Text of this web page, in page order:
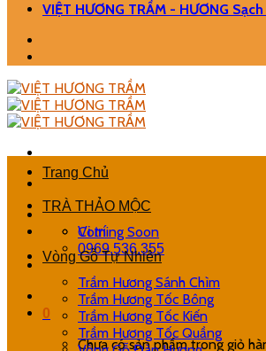
VIỆT HƯƠNG TRẦM - HƯƠNG
Vị trí
0969.536.355
0
Chưa có sản phẩm trong giỏ
Trang Chủ
TRÀ THẢO MỘC
Coming Soon
Vòng Gỗ Tự Nhiên
Trầm Hương Sánh Chìm
Trầm Hương Tốc Bông
Trầm Hương Tốc Kiến
Trầm Hương Tốc Quầng